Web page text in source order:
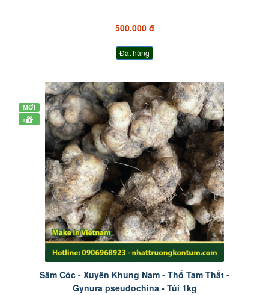
500.000 đ
Đặt hàng
MỚI
+
Sâm Cóc - Xuyên Khung Nam - Thổ Tam Thất -
Gynura pseudochina - Túi 1kg